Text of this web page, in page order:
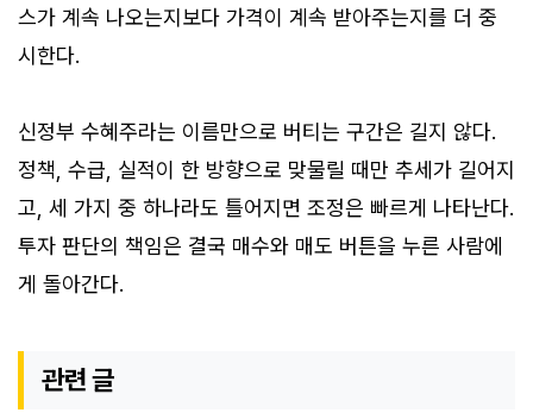
스가 계속 나오는지보다 가격이 계속 받아주는지를 더 중
시한다.
신정부 수혜주라는 이름만으로 버티는 구간은 길지 않다.
정책, 수급, 실적이 한 방향으로 맞물릴 때만 추세가 길어지
고, 세 가지 중 하나라도 틀어지면 조정은 빠르게 나타난다.
투자 판단의 책임은 결국 매수와 매도 버튼을 누른 사람에
게 돌아간다.
관련 글